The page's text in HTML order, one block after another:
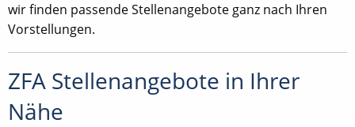
wir finden passende Stellenangebote ganz nach Ihren
Vorstellungen.
ZFA Stellenangebote in Ihrer
Nähe